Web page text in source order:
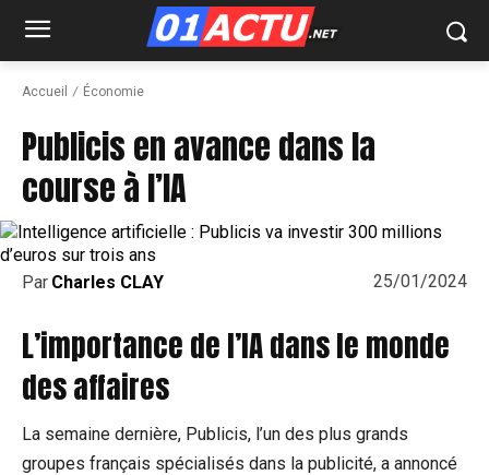
Accueil Économie
Publicis en avance dans la
course à l’IA
25/01/2024
Par Charles CLAY
L’importance de l’IA dans le monde
des affaires
La semaine dernière, Publicis, l’un des plus grands
groupes français spécialisés dans la publicité, a annoncé